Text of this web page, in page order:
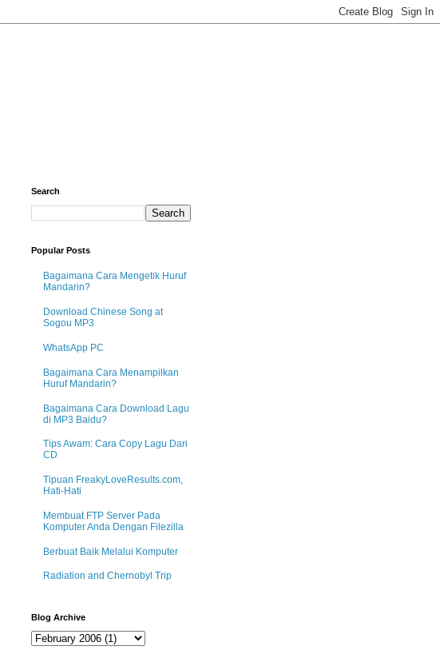
Search
Popular Posts
Bagaimana Cara Mengetik Huruf
Mandarin?
Download Chinese Song at
Sogou MP3
WhatsApp PC
Bagaimana Cara Menampilkan
Huruf Mandarin?
Bagaimana Cara Download Lagu
di MP3 Baidu?
Tips Awam: Cara Copy Lagu Dari
CD
Tipuan FreakyLoveResults.com,
Hati-Hati
Membuat FTP Server Pada
Komputer Anda Dengan Filezilla
Berbuat Baik Melalui Komputer
Radiation and Chernobyl Trip
Blog Archive